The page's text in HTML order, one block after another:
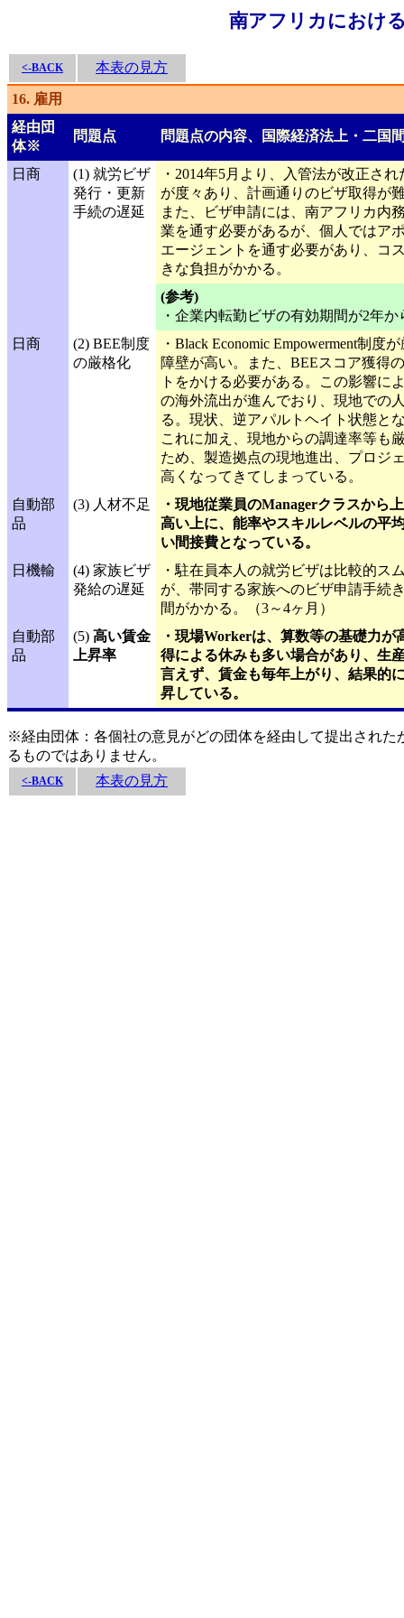
南アフリカにおけ
<-BACK 本表の見方
16. 雇用
経由団
体※
問題点 問題点の内容、国際経済法上・二国
日商
(1) 就労ビザ
発行・更新
手続の遅延
・2014年5月より、入管法が改正さ
が度々あり、計画通りのビザ取得が
また、ビザ申請には、南アフリカ内
業を通す必要があるが、個人ではア
エージェントを通す必要があり、コ
きな負担がかかる。
(参考)
・企業内転勤ビザの有効期間が2年
日商
(2) BEE制度
の厳格化
・Black Economic Empowerment制度
障壁が高い。また、BEEスコア獲得
トをかける必要がある。この影響に
の海外流出が進んでおり、現地での
る。現状、逆アパルトヘイト状態と
これに加え、現地からの調達率等も
ため、製造拠点の現地進出、プロジ
高くなってきてしまっている。
自動部
品
(3) 人材不足
・現地従業員のManagerクラスから
高い上に、能率やスキルレベルの平
い間接費となっている。
日機輸
(4) 家族ビザ
発給の遅延
・駐在員本人の就労ビザは比較的ス
が、帯同する家族へのビザ申請手続
間がかかる。（3～4ヶ月）
自動部
品
(5) 高い賃金
上昇率
・現場Workerは、算数等の基礎力が
得による休みも多い場合があり、生
言えず、賃金も毎年上がり、結果的
昇している。
※経由団体：各個社の意見がどの団体を経由して提出され
るものではありません。
<-BACK 本表の見方